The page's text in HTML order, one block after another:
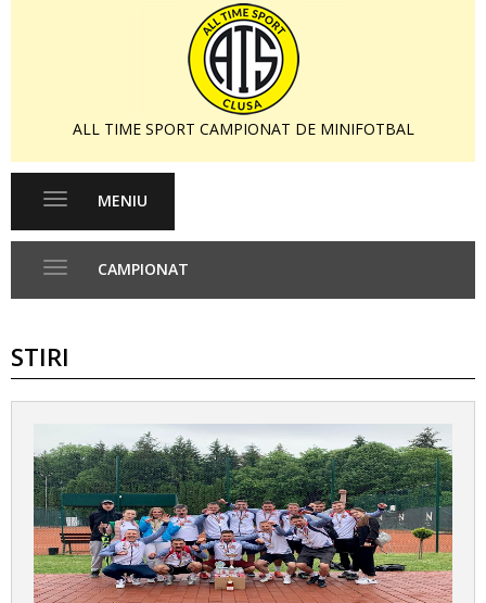
ALL TIME SPORT CAMPIONAT DE MINIFOTBAL
Toggle
MENIU
CAMPIONAT
STIRI